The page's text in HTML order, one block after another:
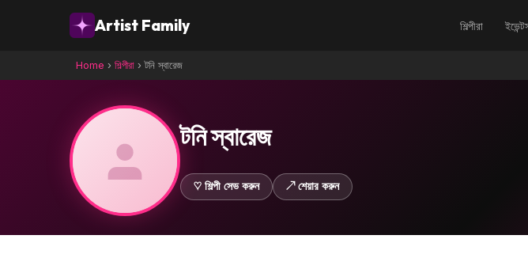
Artist Family শিল্পীরা
Home › শিল্পীরা ›টনি স্বারেজ
টনি স্বারেজ
♡ শিল্পী সেভ করুন ↗ শেয়ার করুন